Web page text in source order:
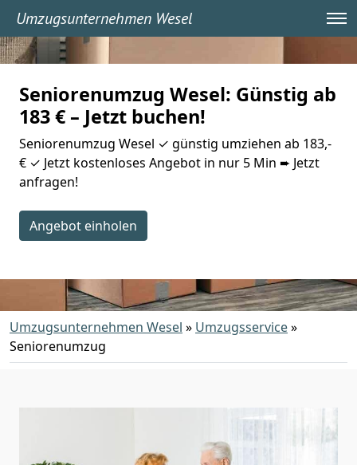
Umzugsunternehmen Wesel
Seniorenumzug Wesel: Günstig ab
183 € – Jetzt buchen!
Seniorenumzug Wesel ✓ günstig umziehen ab 183,-
€ ✓ Jetzt kostenloses Angebot in nur 5 Min ➨ Jetzt
anfragen!
Angebot einholen
Umzugsunternehmen Wesel » Umzugsservice»
Seniorenumzug